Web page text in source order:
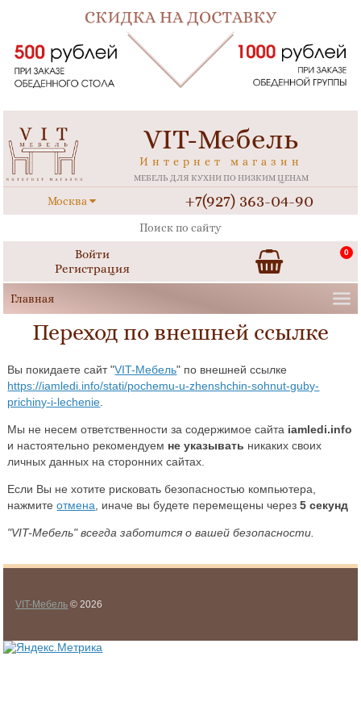
VIT-Мебель
Интернет магазин
МЕБЕЛЬ ДЛЯ КУХНИ ПО НИЗКИМ ЦЕНАМ
Москва +7(927) 363-04-90
Войти
Регистрация
0
Переход по внешней ссылке
Вы покидаете сайт "VIT-Мебель" по внешней ссылке
https://iamledi.info/stati/pochemu-u-zhenshchin-sohnut-guby-
prichiny-i-lechenie
Мы не несем ответственности за содержимое сайта iamledi.info
и настоятельно рекомендуем не указывать никаких своих
личных данных на сторонних сайтах.
Если Вы не хотите рисковать безопасностью компьютера,
нажмитеотмена , иначе вы будете перемещены через5 секунд
"VIT-Мебель" всегда заботится о вашей безопасности.
VIT-Мебель © 2026